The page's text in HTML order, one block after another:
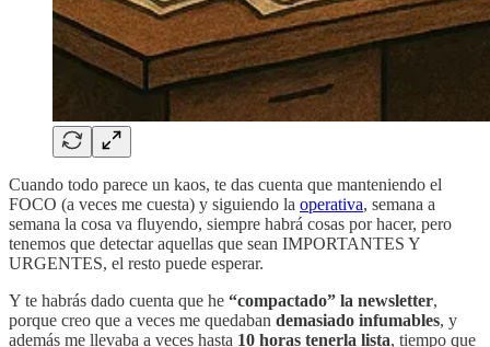
Cuando todo parece un kaos, te das cuenta que manteniendo el
FOCO (a veces me cuesta) y siguiendo la operativa, semana a
semana la cosa va fluyendo, siempre habrá cosas por hacer, pero
tenemos que detectar aquellas que sean IMPORTANTES Y
URGENTES, el resto puede esperar.
Y te habrás dado cuenta que he “compactado” la newsletter,
porque creo que a veces me quedaban demasiado infumables, y
además me llevaba a veces hasta 10 horas tenerla lista, tiempo que